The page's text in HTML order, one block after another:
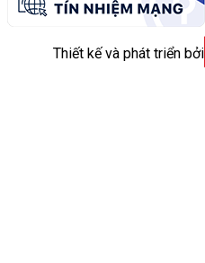
Thiết kế và phát triển bởi